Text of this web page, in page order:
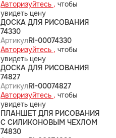
Авторизуйтесь , чтобы
увидеть цену
ДОСКА ДЛЯ РИСОВАНИЯ
74330
АртикулRI-00074330
Авторизуйтесь , чтобы
увидеть цену
ДОСКА ДЛЯ РИСОВАНИЯ
74827
АртикулRI-00074827
Авторизуйтесь , чтобы
увидеть цену
ПЛАНШЕТ ДЛЯ РИСОВАНИЯ
С СИЛИКОНОВЫМ ЧЕХЛОМ
74830